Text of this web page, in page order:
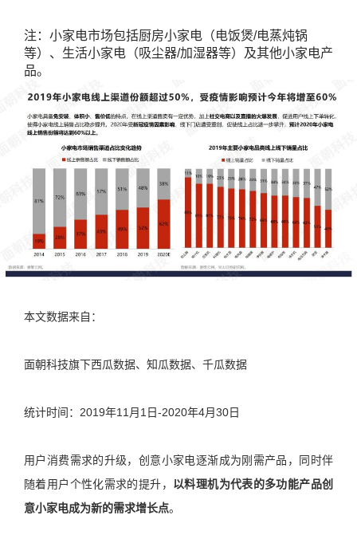
注：小家电市场包括厨房小家电（电饭煲/电蒸炖锅
等）、生活小家电（吸尘器/加湿器等）及其他小家电产
品。
本文数据来自：
面朝科技旗下西瓜数据、知瓜数据、千瓜数据
统计时间：2019年11月1日-2020年4月30日
用户消费需求的升级，创意小家电逐渐成为刚需产品，同时伴
随着用户个性化需求的提升， 以料理机为代表的多功能产品创
意小家电成为新的需求增长点。